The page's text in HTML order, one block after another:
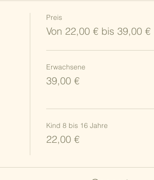
Preis
Von 22,00 € bis 39,00 €
Erwachsene
39,00 €
Kind 8 bis 16 Jahre
22,00 €